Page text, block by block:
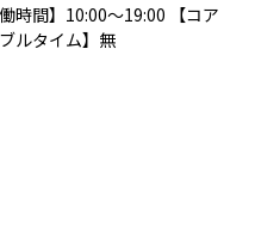
時間】10:00～19:00 【コア
ルタイム】無